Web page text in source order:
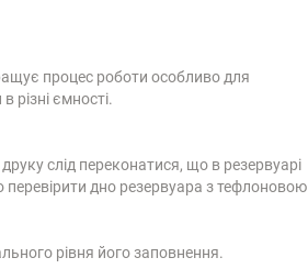
процес роботи особливо для
різні ємності.
слід переконатися, що в резервуарі
перевірити дно резервуара з тефлоновою
рівня його заповнення.